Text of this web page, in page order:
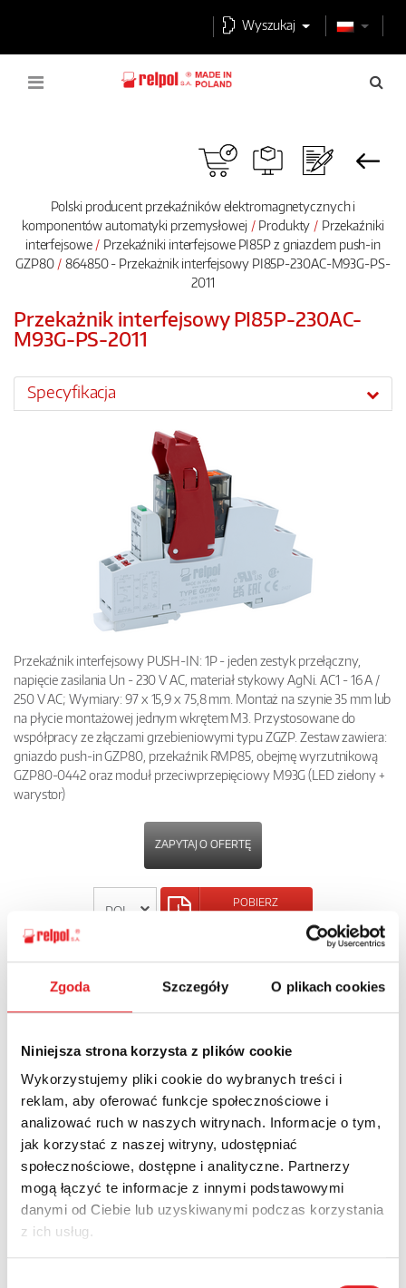
Zgoda Szczegóły O plikach cookies
Niniejsza strona korzysta z plików cookie
Wykorzystujemy pliki cookie do wybranych treści i
reklam, aby oferować funkcje społecznościowe i
analizować ruch w naszych witrynach. Informacje o tym,
jak korzystać z naszej witryny, udostępniać
społecznościowe, dostępne i analityczne. Partnerzy
mogą łączyć te informacje z innymi podstawowymi
danymi od Ciebie lub uzyskiwanymi podczas korzystania
z ich usług.
Wyszukaj
Polski producent przekaźników elektromagnetycznych i
komponentów automatyki przemysłowej
Produkty
Przekaźniki
interfejsowe
Przekaźniki interfejsowe PI85P z gniazdem push-in
GZP80
864850 - Przekażnik interfejsowy PI85P-230AC-M93G-PS-
2011
Przekażnik interfejsowy PI85P-230AC-
M93G-PS-2011
Specyfikacja
Przekaźnik interfejsowy PUSH-IN: 1P - jeden zestyk przełączny,
napięcie zasilania Un - 230 V AC, materiał stykowy AgNi. AC1 - 16 A /
250 V AC; Wymiary: 97 x 15,9 x 75,8 mm. Montaż na szynie 35 mm lub
na płycie montażowej jednym wkrętem M3. Przystosowane do
współpracy ze złączami grzebieniowymi typu ZGZP. Zestaw zawiera:
gniazdo push-in GZP80, przekaźnik RMP85, obejmę wyrzutnikową
GZP80-0442 oraz moduł przeciwprzepięciowy M93G (LED zielony +
warystor)
ZAPYTAJ O OFERTĘ
POBIERZ
Zapytaj o szczegóły oferty
Imię i nazwisko: *
Adres e-mail: *